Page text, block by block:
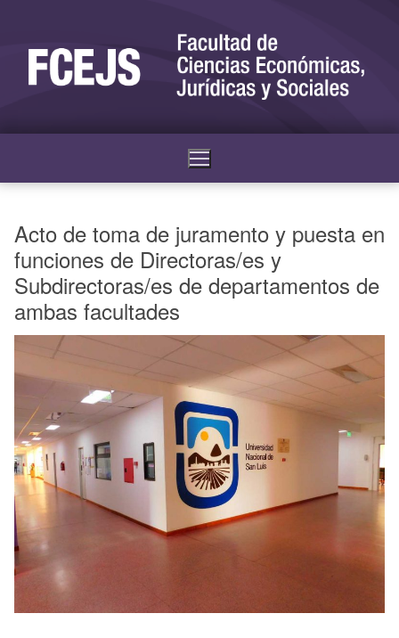
Acto de toma de juramento y puesta en
funciones de Directoras/es y
Subdirectoras/es de departamentos de
ambas facultades